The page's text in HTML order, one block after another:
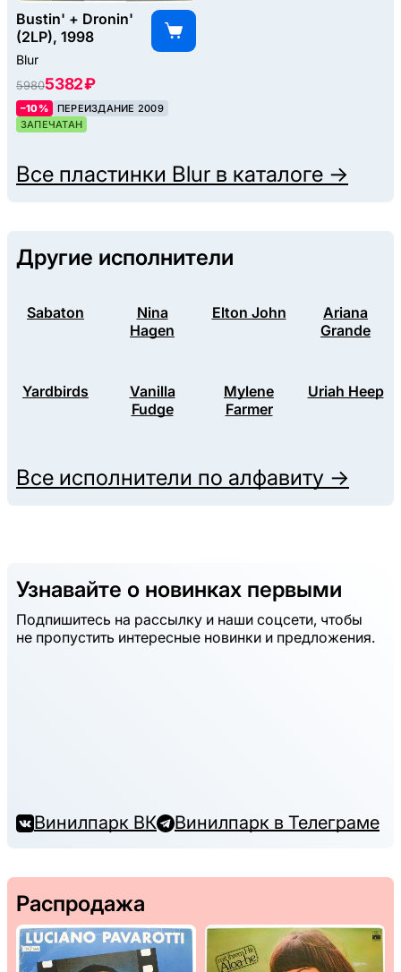
Bustin' + Dronin'
(2LP), 1998
Blur
59805382 ₽
–10%
ПЕРЕИЗДАНИЕ 2009
ЗАПЕЧАТАН
Все пластинки Blur в каталоге →
Другие исполнители
Sabaton
Nina
Hagen
Elton John
Ariana
Grande
Yardbirds
Vanilla
Fudge
Mylene
Farmer
Uriah Heep
Все исполнители по алфавиту →
Узнавайте о новинках первыми
Подпишитесь на рассылку и наши соцсети, чтобы
не пропустить интересные новинки и предложения.
Винилпарк ВК Винилпарк в Телеграме
Распродажа